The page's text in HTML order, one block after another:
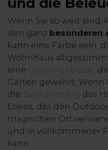
Wenn Sie so weit sind,
den ganz besonderen
kann eine Farbe sein,
Wohnhaus
eine
Glasschiebetür ,
Garten gewährt. Wenn
die Beleuchtung das
Etwas, das den
magischen Ort
und in vollkommener
kann.